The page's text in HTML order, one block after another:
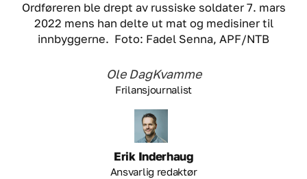
Ordføreren ble drept av russiske soldater 7. mars
2022 mens han delte ut mat og medisiner til
innbyggerne. Foto: Fadel Senna, APF/NTB
Ole DagKvamme
Frilansjournalist
Erik Inderhaug
Ansvarlig redaktør